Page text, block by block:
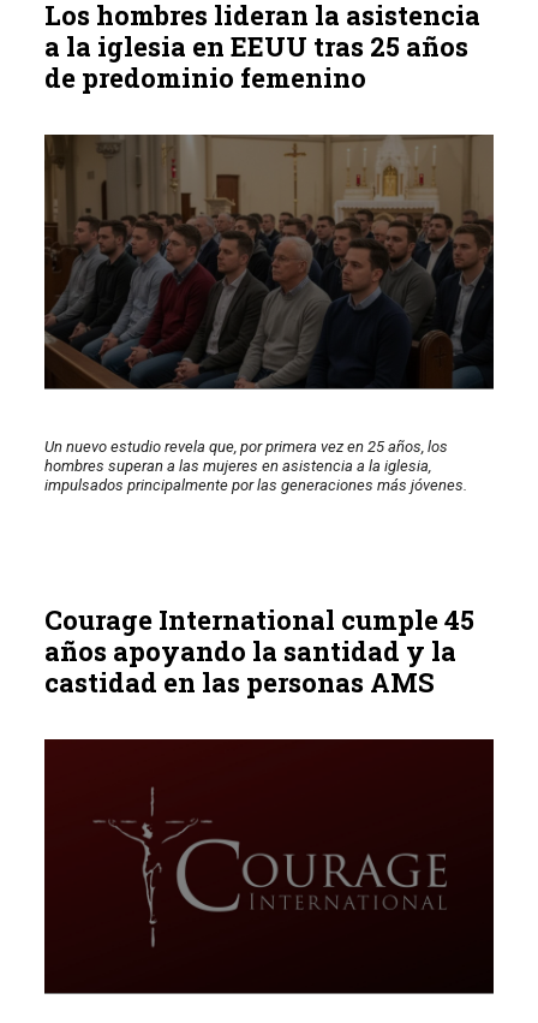
Los hombres lideran la asistencia
a la iglesia en EEUU tras 25 años
de predominio femenino
Un nuevo estudio revela que, por primera vez en 25 años, los
hombres superan a las mujeres en asistencia a la iglesia,
impulsados principalmente por las generaciones más jóvenes.
Courage International cumple 45
años apoyando la santidad y la
castidad en las personas AMS